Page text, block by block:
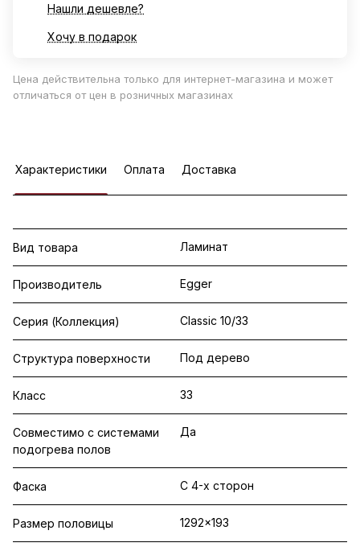
Нашли дешевле?
Хочу в подарок
Цена действительна только для интернет-магазина и может
отличаться от цен в розничных магазинах
Характеристики Оплата Доставка
Вид товара Ламинат
Производитель Egger
Серия (Коллекция) Classic 10/33
Структура поверхности Под дерево
Класс 33
Совместимо с системами
подогрева полов
Да
Фаска С 4-х сторон
Размер половицы 1292x193